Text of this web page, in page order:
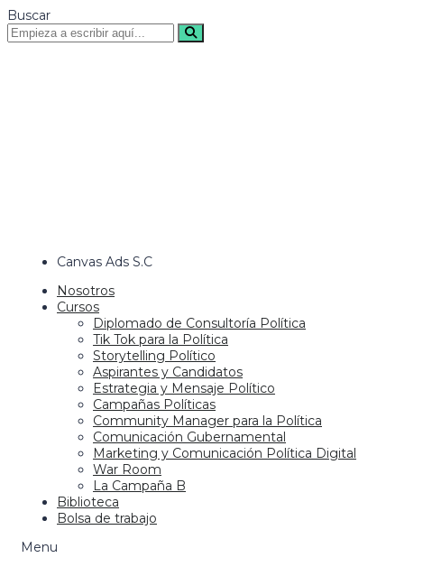
Buscar
Canvas Ads S.C
Nosotros
Cursos
Diplomado de Consultoría Política
Tik Tok para la Política
Storytelling Político
Aspirantes y Candidatos
Estrategia y Mensaje Político
Campañas Políticas
Community Manager para la Política
Comunicación Gubernamental
Marketing y Comunicación Política Digital
War Room
La Campaña B
Biblioteca
Bolsa de trabajo
Menu